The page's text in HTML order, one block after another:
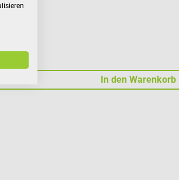
In den Warenkorb